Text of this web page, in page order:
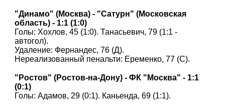
"Динамо" (Москва) - "Сатурн" (Московская
область) - 1:1 (1:0)
Голы: Хохлов, 45 (1:0). Танасьевич, 79 (1:1 -
автогол).
Удаление: Фернандес, 76 (Д).
Нереализованный пенальти: Еременко, 77 (С).
"Ростов" (Ростов-на-Дону) - ФК "Москва" - 1:1
(0:1)
Голы: Адамов, 29 (0:1). Каньенда, 69 (1:1).